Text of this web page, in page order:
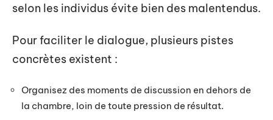
selon les individus évite bien des malentendus.
Pour faciliter le dialogue, plusieurs pistes
concrètes existent :
Organisez des moments de discussion en dehors de
la chambre, loin de toute pression de résultat.